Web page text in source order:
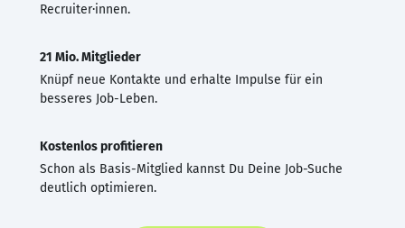
Recruiter·innen.
21 Mio. Mitglieder
Knüpf neue Kontakte und erhalte Impulse für ein
besseres Job-Leben.
Kostenlos profitieren
Schon als Basis-Mitglied kannst Du Deine Job-Suche
deutlich optimieren.